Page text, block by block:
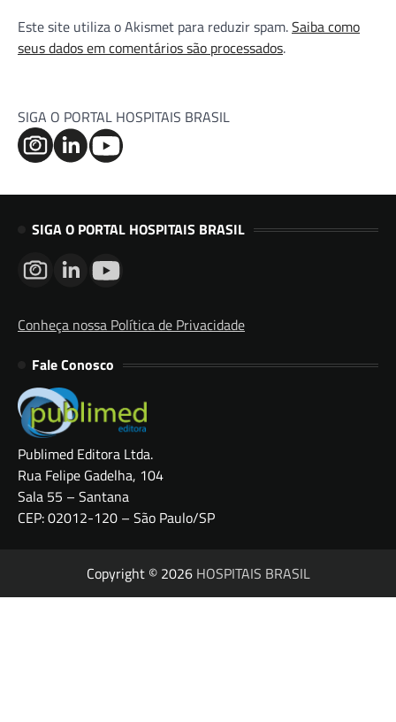
Este site utiliza o Akismet para reduzir spam.Saiba como
seus dados em comentários são processados.
SIGA O PORTAL HOSPITAIS BRASIL
SIGA O PORTAL HOSPITAIS BRASIL
Conheça nossa Política de Privacidade
Fale Conosco
Publimed Editora Ltda.
Rua Felipe Gadelha, 104
Sala 55 – Santana
CEP: 02012-120 – São Paulo/SP
Copyright © 2026 HOSPITAIS BRASIL